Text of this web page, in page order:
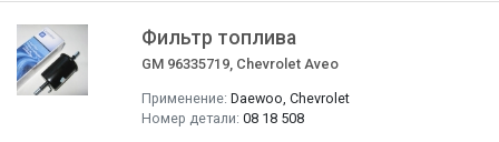
Фильтр топлива
GM 96335719, Chevrolet Aveo
Применение: Daewoo, Chevrolet
Номер детали: 08 18 508